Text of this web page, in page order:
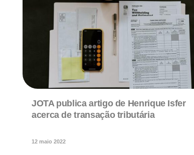
JOTA publica artigo de Henrique Isfer
acerca de transação tributária
12 maio 2022